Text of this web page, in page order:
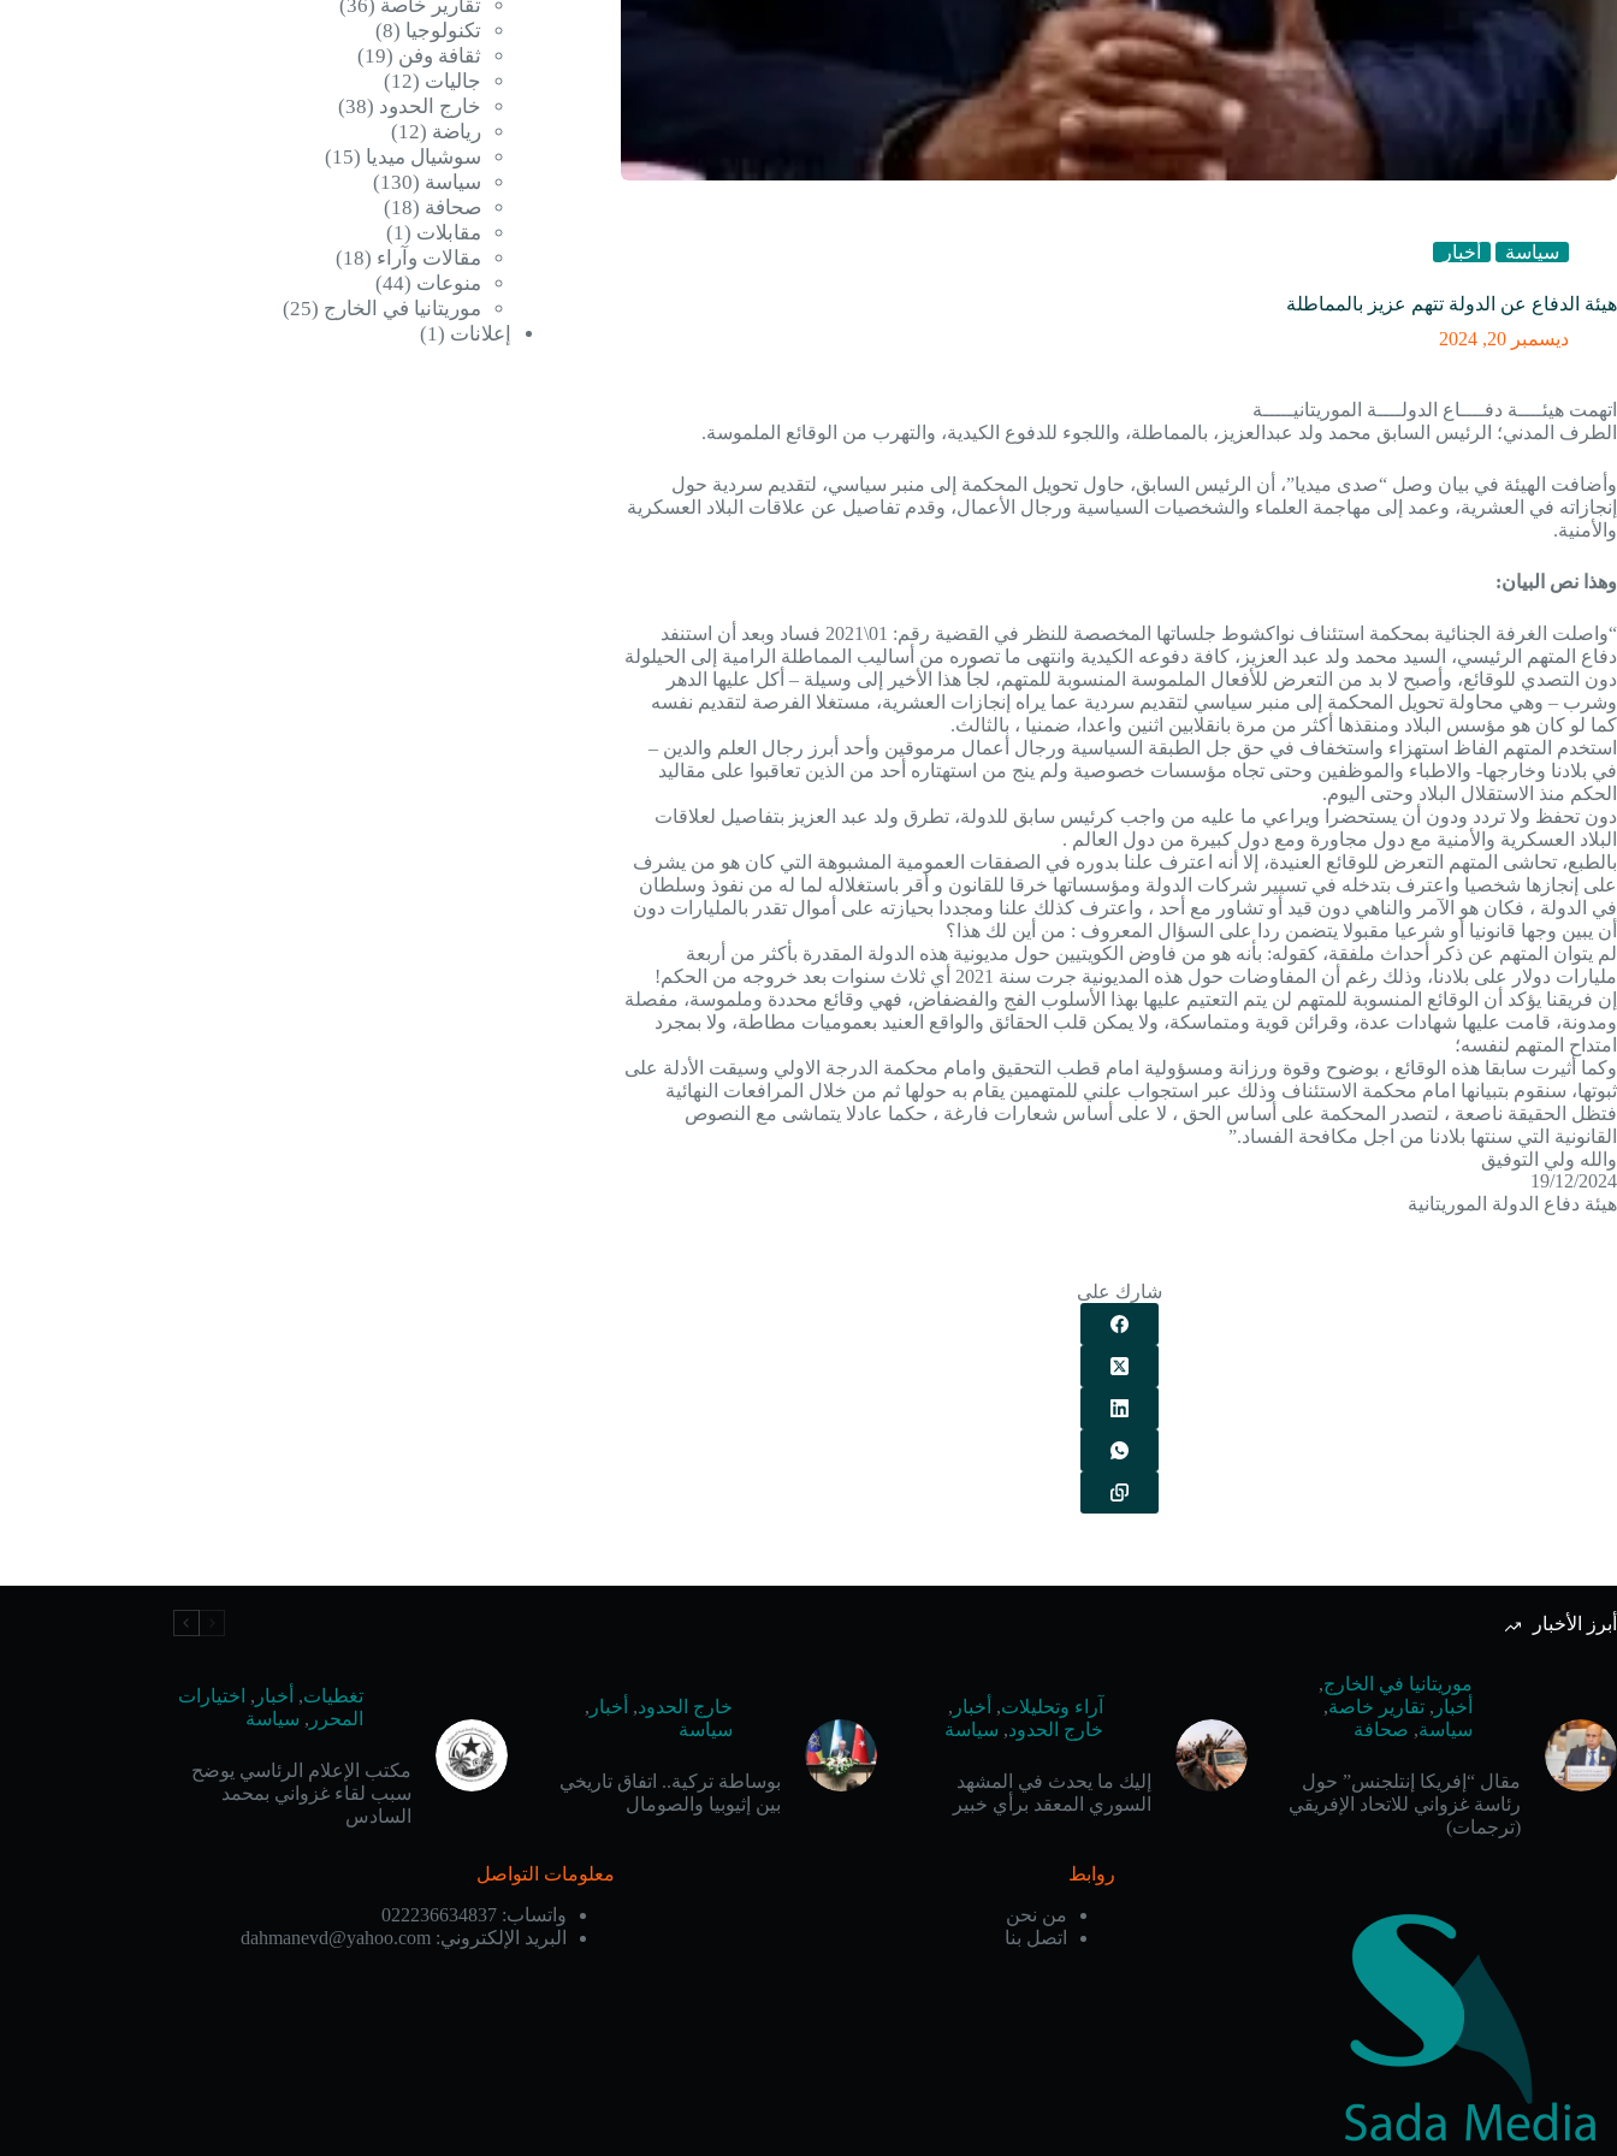
سياسة أخبار
هيئة الدفاع عن الدولة تتهم عزيز بالمماطلة
ديسمبر 20, 2024
اتهمت هيئــــة دفــــاع الدولــــة الموريتانيـــــة
الطرف المدني؛ الرئيس السابق محمد ولد عبدالعزيز، بالمماطلة، واللجوء للدفوع الكيدية، والتهرب من الوقائع الملموسة.
وأضافت الهيئة في بيان وصل “صدى ميديا”، أن الرئيس السابق، حاول تحويل المحكمة إلى منبر سياسي، لتقديم سردية حول
إنجازاته في العشرية، وعمد إلى مهاجمة العلماء والشخصيات السياسية ورجال الأعمال، وقدم تفاصيل عن علاقات البلاد العسكرية
والأمنية.
وهذا نص البيان:
“واصلت الغرفة الجنائية بمحكمة استئناف نواكشوط جلساتها المخصصة للنظر في القضية رقم: 01\2021 فساد وبعد أن استنفد
دفاع المتهم الرئيسي، السيد محمد ولد عبد العزيز، كافة دفوعه الكيدية وانتهى ما تصوره من أساليب المماطلة الرامية إلى الحيلولة
دون التصدي للوقائع، وأصبح لا بد من التعرض للأفعال الملموسة المنسوبة للمتهم، لجأ هذا الأخير إلى وسيلة – أكل عليها الدهر
وشرب – وهي محاولة تحويل المحكمة إلى منبر سياسي لتقديم سردية عما يراه إنجازات العشرية، مستغلا الفرصة لتقديم نفسه
كما لو كان هو مؤسس البلاد ومنقذها أكثر من مرة بانقلابين اثنين واعدا، ضمنيا ، بالثالث.
استخدم المتهم الفاظ استهزاء واستخفاف في حق جل الطبقة السياسية ورجال أعمال مرموقين وأحد أبرز رجال العلم والدين –
في بلادنا وخارجها- والاطباء والموظفين وحتى تجاه مؤسسات خصوصية ولم ينج من استهتاره أحد من الذين تعاقبوا على مقاليد
الحكم منذ الاستقلال البلاد وحتى اليوم.
دون تحفظ ولا تردد ودون أن يستحضرا ويراعي ما عليه من واجب كرئيس سابق للدولة، تطرق ولد عبد العزيز بتفاصيل لعلاقات
البلاد العسكرية والأمنية مع دول مجاورة ومع دول كبيرة من دول العالم .
بالطبع، تحاشى المتهم التعرض للوقائع العنيدة، إلا أنه اعترف علنا بدوره في الصفقات العمومية المشبوهة التي كان هو من يشرف
على إنجازها شخصيا واعترف بتدخله في تسيير شركات الدولة ومؤسساتها خرقا للقانون و أقر باستغلاله لما له من نفوذ وسلطان
في الدولة ، فكان هو الآمر والناهي دون قيد أو تشاور مع أحد ، واعترف كذلك علنا ومجددا بحيازته على أموال تقدر بالمليارات دون
أن يبين وجها قانونيا أو شرعيا مقبولا يتضمن ردا على السؤال المعروف : من أين لك هذا؟
لم يتوان المتهم عن ذكر أحداث ملفقة، كقوله: بأنه هو من فاوض الكويتيين حول مديونية هذه الدولة المقدرة بأكثر من أربعة
مليارات دولار على بلادنا، وذلك رغم أن المفاوضات حول هذه المديونية جرت سنة 2021 أي ثلاث سنوات بعد خروجه من الحكم!
إن فريقنا يؤكد أن الوقائع المنسوبة للمتهم لن يتم التعتيم عليها بهذا الأسلوب الفج والفضفاض، فهي وقائع محددة وملموسة، مفصلة
ومدونة، قامت عليها شهادات عدة، وقرائن قوية ومتماسكة، ولا يمكن قلب الحقائق والواقع العنيد بعموميات مطاطة، ولا بمجرد
امتداح المتهم لنفسه؛
وكما أثيرت سابقا هذه الوقائع ، بوضوح وقوة ورزانة ومسؤولية امام قطب التحقيق وامام محكمة الدرجة الاولي وسيقت الأدلة على
ثبوتها، سنقوم بتبيانها امام محكمة الاستئناف وذلك عبر استجواب علني للمتهمين يقام به حولها ثم من خلال المرافعات النهائية
فتظل الحقيقة ناصعة ، لتصدر المحكمة على أساس الحق ، لا على أساس شعارات فارغة ، حكما عادلا يتماشى مع النصوص
القانونية التي سنتها بلادنا من اجل مكافحة الفساد.”
والله ولي التوفيق
19/12/2024
هيئة دفاع الدولة الموريتانية
شارك على
تقارير خاصة (36)
تكنولوجيا (8)
ثقافة وفن (19)
جاليات (12)
خارج الحدود (38)
رياضة (12)
سوشيال ميديا (15)
سياسة (130)
صحافة (18)
مقابلات (1)
مقالات وآراء (18)
منوعات (44)
موريتانيا في الخارج (25)
إعلانات (1)
أبرز الأخبار
موريتانيا في الخارج,
أخبار , تقارير خاصة,
سياسة, صحافة
مقال “إفريكا إنتلجنس” حول
رئاسة غزواني للاتحاد الإفريقي
(ترجمات)
آراء وتحليلات, أخبار ,
خارج الحدود, سياسة
إليك ما يحدث في المشهد
السوري المعقد برأي خبير
خارج الحدود, أخبار ,
سياسة
بوساطة تركية.. اتفاق تاريخي
بين إثيوبيا والصومال
تغطيات, أخبار , اختيارات
المحرر , سياسة
مكتب الإعلام الرئاسي يوضح
سبب لقاء غزواني بمحمد
السادس
روابط
من نحن
اتصل بنا
معلومات التواصل
واتساب:022236634837
البريد الإلكتروني:dahmanevd@yahoo.com